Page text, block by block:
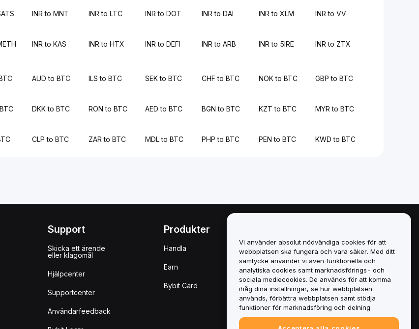
INR to MNT INR to LTC INR to DOT INR to DAI INR to XLM INR to VV
INR to KAS INR to HTX INR to DEFI INR to ARB INR to 5IRE INR to ZTX
AUD to BTC ILS to BTC SEK to BTC CHF to BTC NOK to BTC GBP to BTC
DKK to BTC RON to BTC AED to BTC BGN to BTC KZT to BTC MYR to BTC
CLP to BTC ZAR to BTC MDL to BTC PHP to BTC PEN to BTC KWD to BTC
Support
Skicka ett ärende
eller klagomål
Hjälpcenter
Supportcenter
Användarfeedback
Produkter
Handla
Earn
Bybit Card
Policy för intressekonflikter
Sammanfattning av policyn
för depåförvaring och
administration
ESG-information
Crypto-Asset White Papers
Vi använder absolut nödvändiga cookies för att
webbplatsen ska fungera och vara säker. Med ditt
samtycke använder vi även funktionella och
analytiska cookies samt marknadsförings- och
sociala mediecookies. De används för att komma
ihåg dina inställningar, se hur webbplatsen
används, förbättra webbplatsen samt stödja
funktioner för marknadsföring och delning.